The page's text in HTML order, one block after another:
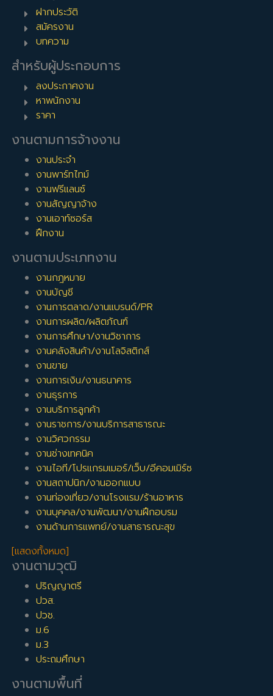
ฝากประวัติ
สมัครงาน
บทความ
สำหรับผู้ประกอบการ
ลงประกาศงาน
หาพนักงาน
ราคา
งานตามการจ้างงาน
งานประจำ
งานพาร์ทไทม์
งานฟรีแลนซ์
งานสัญญาจ้าง
งานเอาท์ซอร์ส
ฝึกงาน
งานตามประเภทงาน
งานกฎหมาย
งานบัญชี
งานการตลาด/งานแบรนด์/PR
งานการผลิต/ผลิตภัณฑ์
งานการศึกษา/งานวิชาการ
งานคลังสินค้า/งานโลจิสติกส์
งานขาย
งานการเงิน/งานธนาคาร
งานธุรการ
งานบริการลูกค้า
งานราชการ/งานบริการสาธารณะ
งานวิศวกรรม
งานช่างเทคนิค
งานไอที/โปรแกรมเมอร์/เว็บ/อีคอมเมิร์ซ
งานสถาปนิก/งานออกแบบ
งานท่องเที่ยว/งานโรงแรม/ร้านอาหาร
งานบุคคล/งานพัฒนา/งานฝึกอบรม
งานด้านการแพทย์/งานสาธารณะสุข
[แสดงทั้งหมด]
งานตามวุฒิ
ปริญญาตรี
ปวส.
ปวช.
ม.6
ม.3
ประถมศึกษา
งานตามพื้นที่